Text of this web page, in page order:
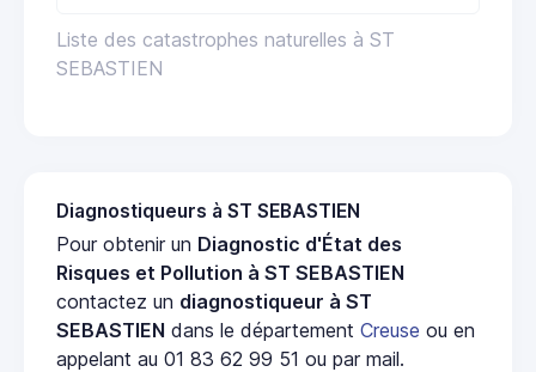
Liste des catastrophes naturelles à ST
SEBASTIEN
Diagnostiqueurs à ST SEBASTIEN
Pour obtenir un Diagnostic d'État des
Risques et Pollution à ST SEBASTIEN
contactez un diagnostiqueur à ST
SEBASTIEN dans le département Creuse ou en
appelant au 01 83 62 99 51 ou par mail.